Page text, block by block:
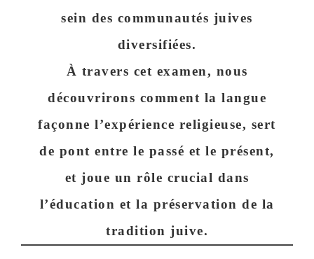
sein des communautés juives
diversifiées.
À travers cet examen, nous
découvrirons comment la langue
façonne l’expérience religieuse, sert
de pont entre le passé et le présent,
et joue un rôle crucial dans
l’éducation et la préservation de la
tradition juive.